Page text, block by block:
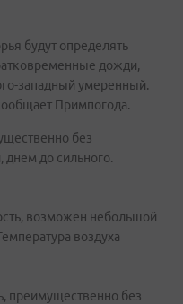
будут определять
дожди,
западный умеренный.
Примпогода.
без
до сильного.
возможен небольшой
воздуха
преимущественно без